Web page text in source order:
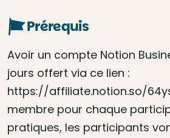
Prérequis
Avoir un compte Notion
jours offert via ce lien :
https://affiliate.notion.so/
membre pour chaque
pratiques, les participants